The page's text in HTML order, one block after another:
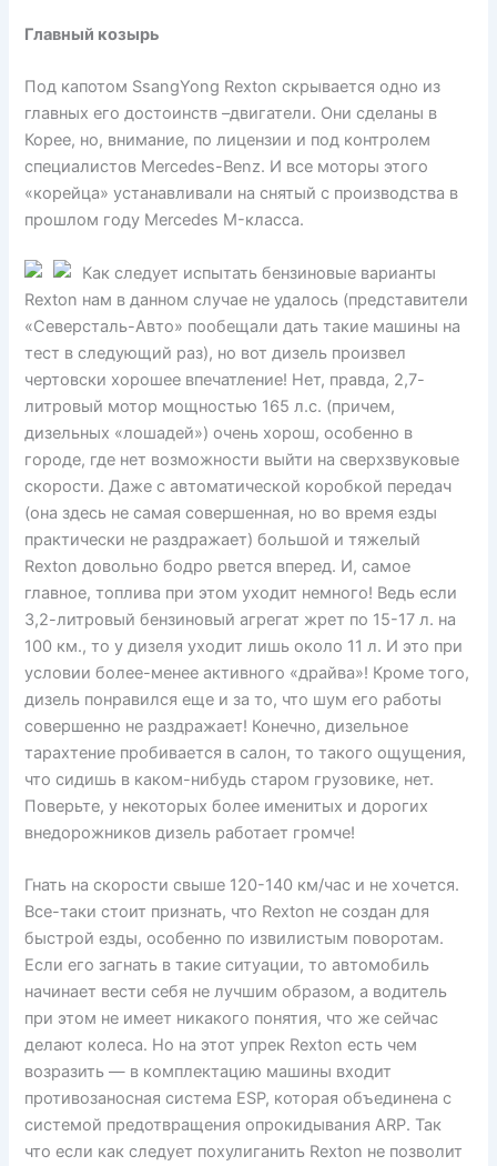
Главный козырь
Под капотом SsangYong Rexton скрывается одно из
главных его достоинств –двигатели. Они сделаны в
Корее, но, внимание, по лицензии и под контролем
специалистов Mercedes-Benz. И все моторы этого
«корейца» устанавливали на снятый с производства в
прошлом году Mercedes M-класса.
Как следует испытать бензиновые варианты
Rexton нам в данном случае не удалось (представители
«Северсталь-Авто» пообещали дать такие машины на
тест в следующий раз), но вот дизель произвел
чертовски хорошее впечатление! Нет, правда, 2,7-
литровый мотор мощностью 165 л.с. (причем,
дизельных «лошадей») очень хорош, особенно в
городе, где нет возможности выйти на сверхзвуковые
скорости. Даже с автоматической коробкой передач
(она здесь не самая совершенная, но во время езды
практически не раздражает) большой и тяжелый
Rexton довольно бодро рвется вперед. И, самое
главное, топлива при этом уходит немного! Ведь если
3,2-литровый бензиновый агрегат жрет по 15-17 л. на
100 км., то у дизеля уходит лишь около 11 л. И это при
условии более-менее активного «драйва»! Кроме того,
дизель понравился еще и за то, что шум его работы
совершенно не раздражает! Конечно, дизельное
тарахтение пробивается в салон, то такого ощущения,
что сидишь в каком-нибудь старом грузовике, нет.
Поверьте, у некоторых более именитых и дорогих
внедорожников дизель работает громче!
Гнать на скорости свыше 120-140 км/час и не хочется.
Все-таки стоит признать, что Rexton не создан для
быстрой езды, особенно по извилистым поворотам.
Если его загнать в такие ситуации, то автомобиль
начинает вести себя не лучшим образом, а водитель
при этом не имеет никакого понятия, что же сейчас
делают колеса. Но на этот упрек Rexton есть чем
возразить — в комплектацию машины входит
противозаносная система ESP, которая объединена с
системой предотвращения опрокидывания ARP. Так
что если как следует похулиганить Rexton не позволит